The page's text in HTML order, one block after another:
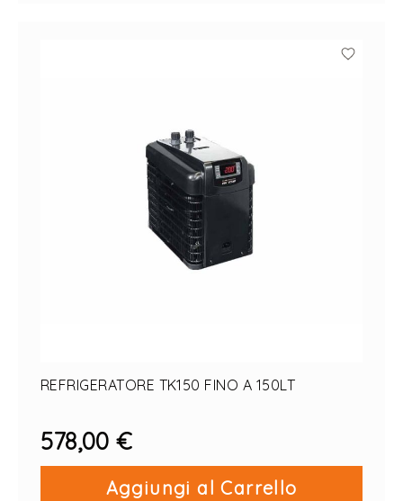
REFRIGERATORE TK150 FINO A 150LT
578,00 €
Aggiungi al Carrello